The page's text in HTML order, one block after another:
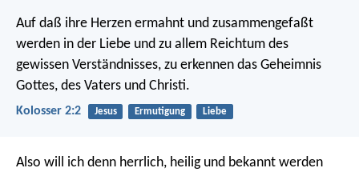
Auf daß ihre Herzen ermahnt und zusammengefaßt
werden in der Liebe und zu allem Reichtum des
gewissen Verständnisses, zu erkennen das Geheimnis
Gottes, des Vaters und Christi.
Kolosser 2:2 Jesus Ermutigung Liebe
Also will ich denn herrlich, heilig und bekannt werden